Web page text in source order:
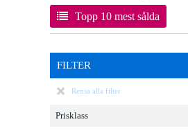
Topp 10 mest sålda
FILTER
Rensa alla filter
Prisklass